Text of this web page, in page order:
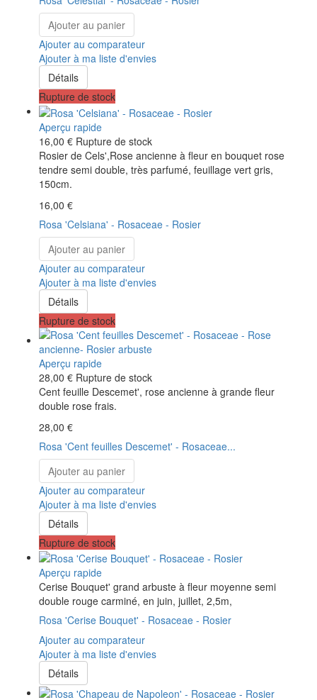
Ajouter au panier
Ajouter au comparateur
Ajouter à ma liste d'envies
Détails
Rupture de stock
Aperçu rapide
16,00 € Rupture de stock
Rosier de Cels',Rose ancienne à fleur en bouquet rose
tendre semi double, très parfumé, feuillage vert gris,
150cm.
16,00 €
Rosa 'Celsiana' - Rosaceae - Rosier
Ajouter au panier
Ajouter au comparateur
Ajouter à ma liste d'envies
Détails
Rupture de stock
Aperçu rapide
28,00 € Rupture de stock
Cent feuille Descemet', rose ancienne à grande fleur
double rose frais.
28,00 €
Rosa 'Cent feuilles Descemet' - Rosaceae...
Ajouter au panier
Ajouter au comparateur
Ajouter à ma liste d'envies
Détails
Rupture de stock
Aperçu rapide
Cerise Bouquet' grand arbuste à fleur moyenne semi
double rouge carminé, en juin, juillet, 2,5m,
Rosa 'Cerise Bouquet' - Rosaceae - Rosier
Ajouter au comparateur
Ajouter à ma liste d'envies
Détails